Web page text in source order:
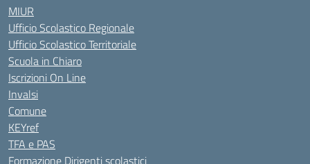
MIUR
Ufficio Scolastico Regionale
Ufficio Scolastico Territoriale
Scuola in Chiaro
Iscrizioni On Line
Invalsi
Comune
KEYref
TFA e PAS
Formazione Dirigenti scolastici